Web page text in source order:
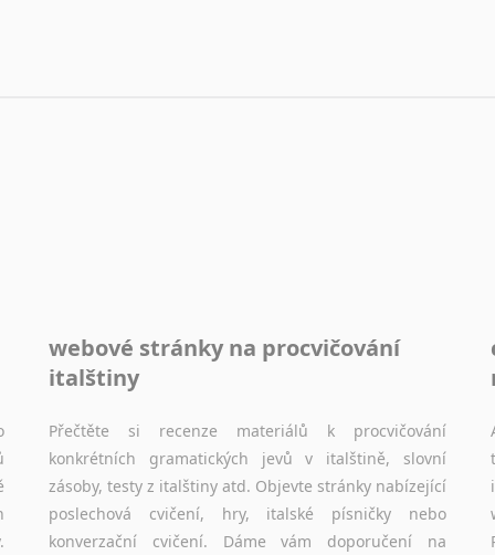
Thajština
Tibetština
Turečtina
Turkménština
Ujgurština
Urdština
Uzbečtina
webové stránky na procvičování
italštiny
Přečtěte si recenze materiálů k procvičování
konkrétních gramatických jevů v italštině, slovní
zásoby, testy z italštiny atd. Objevte stránky nabízející
poslechová cvičení, hry, italské písničky nebo
konverzační cvičení. Dáme vám doporučení na